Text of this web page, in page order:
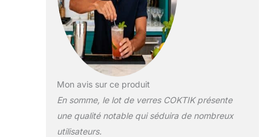
disposent d'un
fond orné avec
des découpes en
verre finement
conçues.
la grande
poignée de la
chope en verre
permet de tenir
Mon avis sur ce produit
En somme, le lot de verres COKTIK présente
une qualité notable qui séduira de nombreux
utilisateurs.